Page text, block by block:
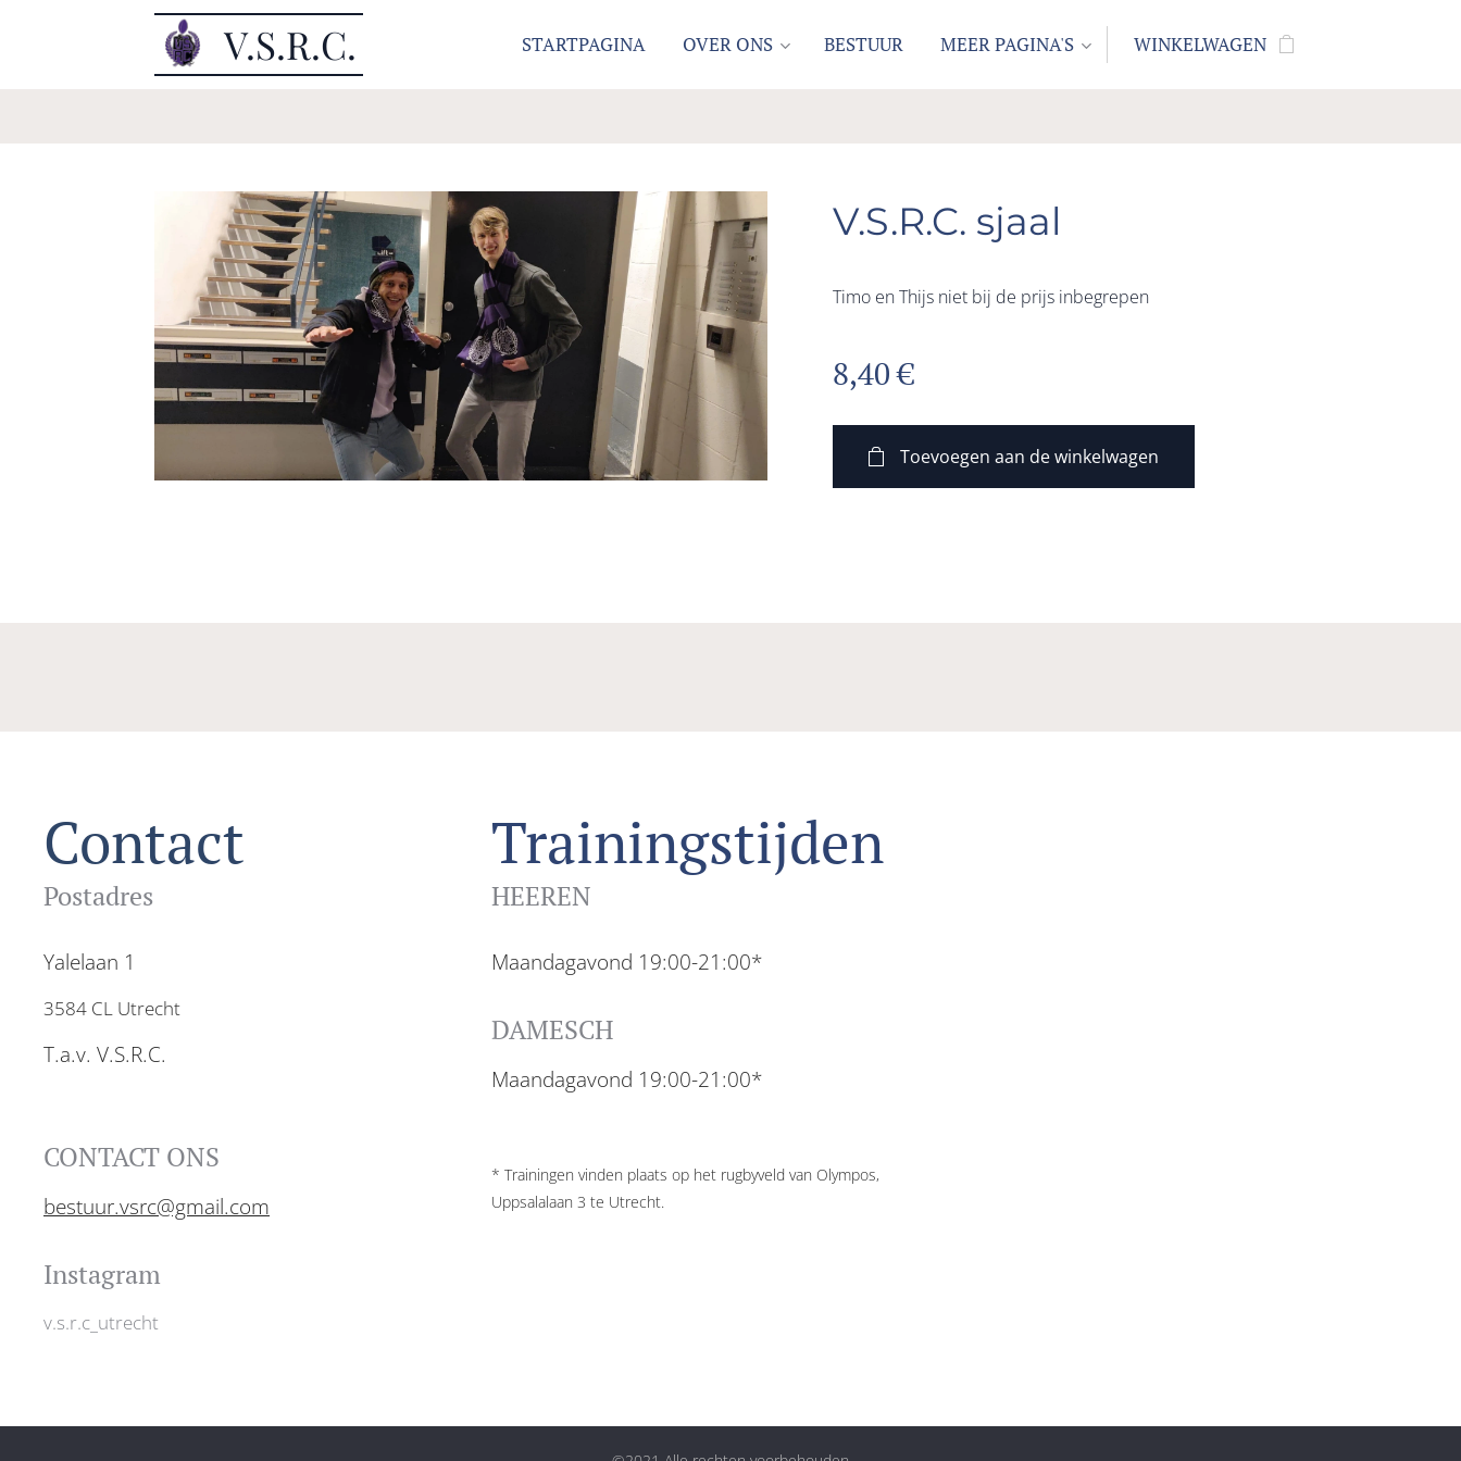
V.S.R.C. STARTPAGINA OVER ONS BESTUUR MEER PAGINA'S WINKELWAGEN
V.S.R.C. sjaal
Timo en Thijs niet bij de prijs inbegrepen
8,40€
Toevoegen aan de winkelwagen
Contact
Postadres
Yalelaan 1
3584 CL Utrecht
T.a.v. V.S.R.C.
CONTACT ONS
bestuur.vsrc@gmail.com
Instagram
v.s.r.c_utrecht
Trainingstijden
HEEREN
Maandagavond 19:00-21:00*
DAMESCH
Maandagavond 19:00-21:00*
* Trainingen vinden plaats op het rugbyveld van Olympos,
Uppsalalaan 3 te Utrecht.